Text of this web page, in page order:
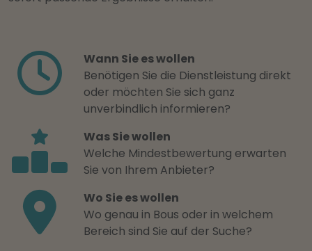
Wann Sie es wollen
Benötigen Sie die Dienstleistung direkt
oder möchten Sie sich ganz
unverbindlich informieren?
Was Sie wollen
Welche Mindestbewertung erwarten
Sie von Ihrem Anbieter?
Wo Sie es wollen
Wo genau in Bous oder in welchem
Bereich sind Sie auf der Suche?